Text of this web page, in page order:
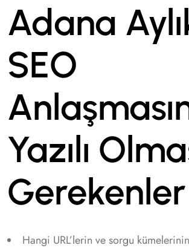
Adana
SEO
Yazılı
Gerekenler
Hangi URL’lerin ve sorgu